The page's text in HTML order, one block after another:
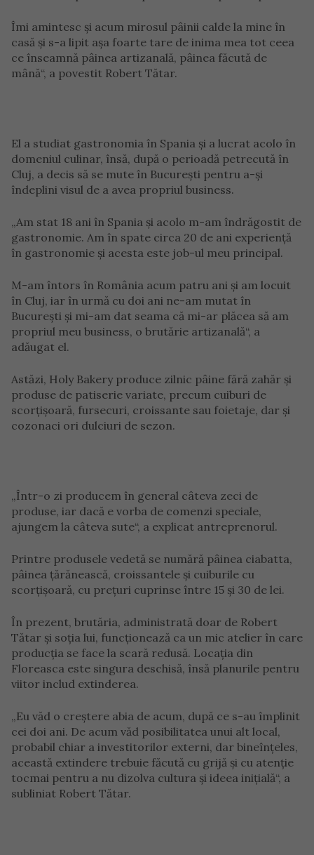
Îmi amintesc şi acum mirosul pâinii calde la mine în
casă şi s-a lipit aşa foarte tare de inima mea tot ceea
ce înseamnă pâinea artizanală, pâinea făcută de
mână“, a povestit Robert Tătar.
El a studiat gastronomia în Spania şi a lucrat acolo în
domeniul culinar, însă, după o perioadă petrecută în
Cluj, a decis să se mute în Bucureşti pentru a-şi
îndeplini visul de a avea propriul business.
„Am stat 18 ani în Spania şi acolo m-am îndrăgostit de
gastronomie. Am în spate circa 20 de ani experienţă
în gastronomie şi acesta este job-ul meu principal.
M-am întors în România acum patru ani şi am locuit
în Cluj, iar în urmă cu doi ani ne-am mutat în
Bucureşti şi mi-am dat seama că mi-ar plăcea să am
propriul meu business, o brutărie artizanală“, a
adăugat el.
Astăzi, Holy Bakery produce zilnic pâine fără zahăr şi
produse de patiserie variate, precum cuiburi de
scorţişoară, fursecuri, croissante sau foietaje, dar şi
cozonaci ori dulciuri de sezon.
„Într-o zi producem în general câteva zeci de
produse, iar dacă e vorba de comenzi speciale,
ajungem la câteva sute“, a explicat antreprenorul.
Printre produsele vedetă se numără pâinea ciabatta,
pâinea ţărănească, croissantele şi cuiburile cu
scorţişoară, cu preţuri cuprinse între 15 şi 30 de lei.
În prezent, brutăria, administrată doar de Robert
Tătar şi soţia lui, funcţionează ca un mic atelier în care
producţia se face la scară redusă. Locaţia din
Floreasca este singura deschisă, însă planurile pentru
viitor includ extinderea.
„Eu văd o creştere abia de acum, după ce s-au împlinit
cei doi ani. De acum văd posibilitatea unui alt local,
probabil chiar a investitorilor externi, dar bineînţeles,
această extindere trebuie făcută cu grijă şi cu atenţie
tocmai pentru a nu dizolva cultura şi ideea iniţială“, a
subliniat Robert Tătar.